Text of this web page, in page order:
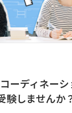
ーディネー
験しませんか